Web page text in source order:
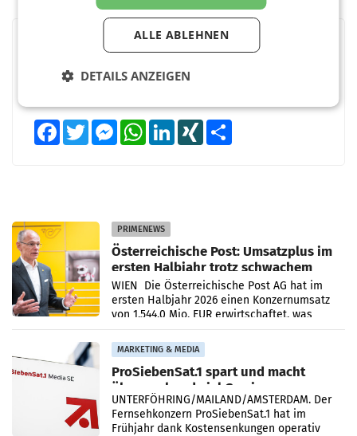
BEWERTEN SIE DIESEN ARTIKEL
FacebookTwitter MessengerWhatsAppLinkedInXING
PRIMENEWS
Österreichische Post: Umsatzplus im
ersten Halbjahr trotz schwachem
Briefgeschäft
WIEN Die Österreichische Post AG hat im
ersten Halbjahr 2026 einen Konzernumsatz
von 1.544,0 Mio. EUR erwirtschaftet, was
einem Plus von 3,8 Prozent gegenüber dem
Vergleichszeitraum
MARKETING & MEDIA
ProSiebenSat.1 spart und macht
überraschend viel Gewinn
UNTERFÖHRING/MAILAND/AMSTERDAM. Der
Fernsehkonzern ProSiebenSat.1 hat im
Frühjahr dank Kostensenkungen operativ
ALLE ABLEHNEN
DETAILS ANZEIGEN